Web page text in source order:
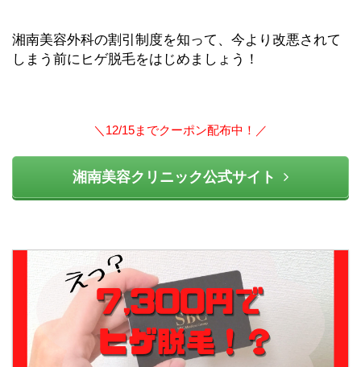
湘南美容外科の割引制度を知って、今より改悪されて
しまう前にヒゲ脱毛をはじめましょう！
＼12/15までクーポン配布中！／
湘南美容クリニック公式サイト